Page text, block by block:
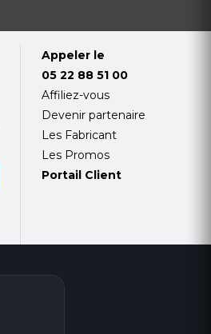
Appeler le
05 22 88 51 00
Affiliez-vous
Devenir partenaire
Les Fabricant
Les Promos
Portail Client